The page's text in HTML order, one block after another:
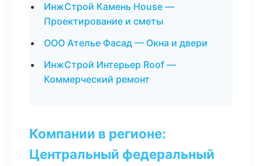
ИнжСтрой Камень House —
Проектирование и сметы
ООО Ателье Фасад — Окна и двери
ИнжСтрой Интерьер Roof —
Коммерческий ремонт
Компании в регионе:
Центральный федеральный